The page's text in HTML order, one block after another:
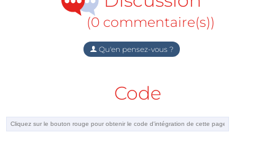
(0 commentaire(s))
Qu'en pensez-vous ?
Code